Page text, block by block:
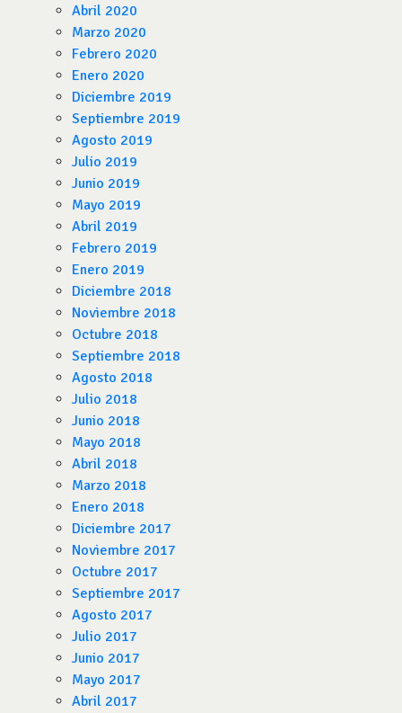
Abril 2020
Marzo 2020
Febrero 2020
Enero 2020
Diciembre 2019
Septiembre 2019
Agosto 2019
Julio 2019
Junio 2019
Mayo 2019
Abril 2019
Febrero 2019
Enero 2019
Diciembre 2018
Noviembre 2018
Octubre 2018
Septiembre 2018
Agosto 2018
Julio 2018
Junio 2018
Mayo 2018
Abril 2018
Marzo 2018
Enero 2018
Diciembre 2017
Noviembre 2017
Octubre 2017
Septiembre 2017
Agosto 2017
Julio 2017
Junio 2017
Mayo 2017
Abril 2017